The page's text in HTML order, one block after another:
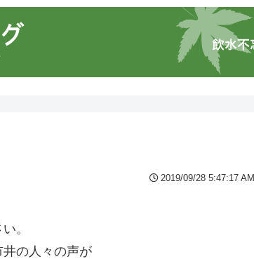
2019/09/28 5:47:17 AM
。
井の人々の声が